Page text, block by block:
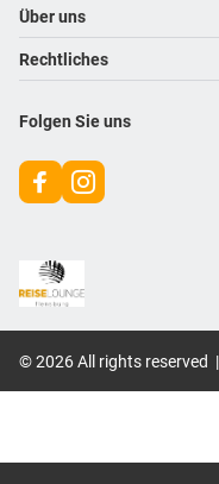
Warum im Reisebüro buchen
Hoteltipps
Reisewelten
Über uns
Kontakt
Karriere
Rechtliches
Folgen Sie uns
©2026All rights reserved |